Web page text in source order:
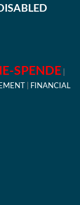
SPENDE
FINANCIAL